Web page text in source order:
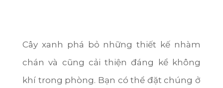
Tuyên Quang
Điện Biên
Cây xanh phá bỏ những thiết kế nhàm
chán và cũng cải thiện đáng kể không
khí trong phòng. Bạn có thể đặt chúng ở